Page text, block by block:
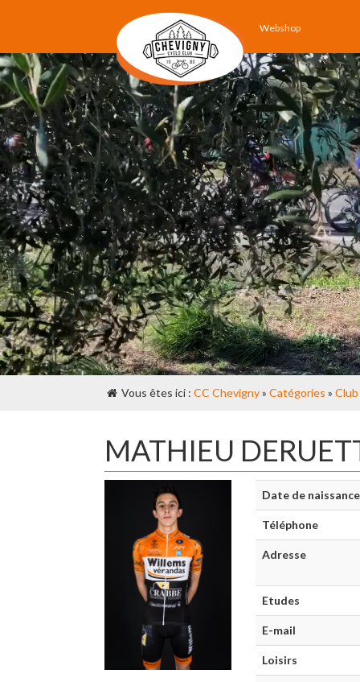
Webshop
Vous êtes ici : CC Chevigny» Catégories » Club
MATHIEU
Date de naissance
Téléphone
Adresse
Etudes
E-mail
Loisirs